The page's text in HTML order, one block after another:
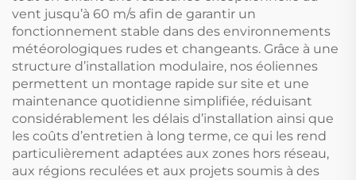
vent jusqu’à 60 m/s afin de garantir un
fonctionnement stable dans des environnements
météorologiques rudes et changeants. Grâce à une
structure d’installation modulaire, nos éoliennes
permettent un montage rapide sur site et une
maintenance quotidienne simplifiée, réduisant
considérablement les délais d’installation ainsi que
les coûts d’entretien à long terme, ce qui les rend
particulièrement adaptées aux zones hors réseau,
aux régions reculées et aux projets soumis à des